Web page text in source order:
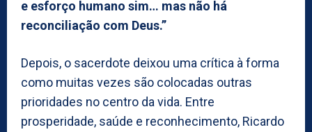
e esforço humano sim… mas não há
reconciliação com Deus.”
Depois, o sacerdote deixou uma crítica à forma
como muitas vezes são colocadas outras
prioridades no centro da vida. Entre
prosperidade, saúde e reconhecimento, Ricardo